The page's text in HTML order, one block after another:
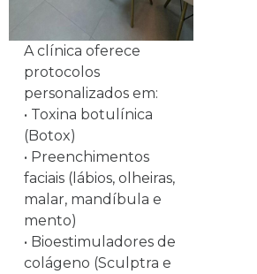
A clínica oferece
protocolos
personalizados em:
• Toxina botulínica
(Botox)
• Preenchimentos
faciais (lábios, olheiras,
malar, mandíbula e
mento)
• Bioestimuladores de
colágeno (Sculptra e